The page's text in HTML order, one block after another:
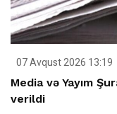
07 Avqust 2026 13:19
Media və Yayım
verildi